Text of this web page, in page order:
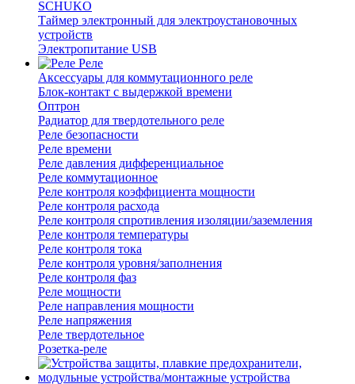
SCHUKO
Таймер электронный для электроустановочных
устройств
Электропитание USB
Реле
Аксессуары для коммутационного реле
Блок-контакт с выдержкой времени
Оптрон
Радиатор для твердотельного реле
Реле безопасности
Реле времени
Реле давления дифференциальное
Реле коммутационное
Реле контроля коэффициента мощности
Реле контроля расхода
Реле контроля спротивления изоляции/заземления
Реле контроля температуры
Реле контроля тока
Реле контроля уровня/заполнения
Реле контроля фаз
Реле мощности
Реле направления мощности
Реле напряжения
Реле твердотельное
Розетка-реле